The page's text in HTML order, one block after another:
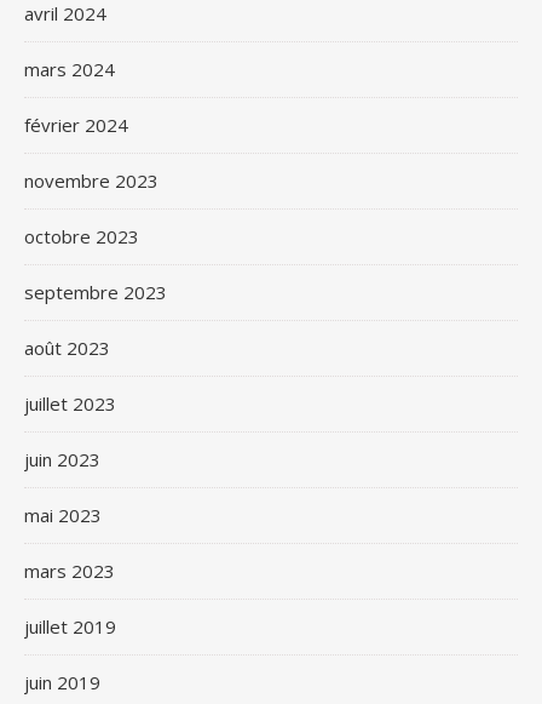
avril 2024
mars 2024
février 2024
novembre 2023
octobre 2023
septembre 2023
août 2023
juillet 2023
juin 2023
mai 2023
mars 2023
juillet 2019
juin 2019